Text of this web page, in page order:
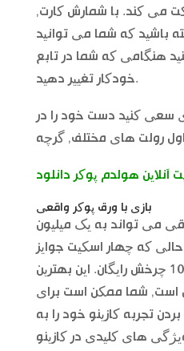
می کند. با شمارش کارت,
باشید که شما می توانید
هنگامی که شما در تابع
خودکار تغییر دهید.
کنید دست خود را در
آنلاین هولدم پوکر دانلود
بازی با ورق پوکر واقعی
می تواند به یک میلیون
که چهار اسکیت جوایز
برای تماشای این بازی 10 چرخش رایگان. این بهترین
است, شما ممکن است برای
تجربه کازینو خود را به
های کلیدی در کازینو